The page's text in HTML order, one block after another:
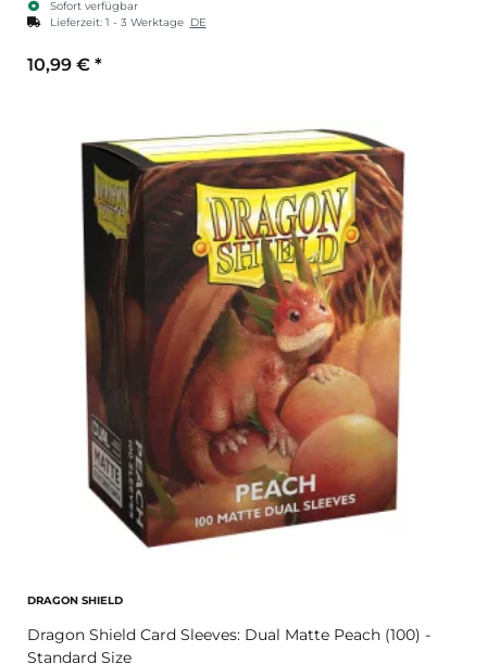
Sofort verfügbar
Lieferzeit: 1 - 3 Werktage DE
10,99 € *
DRAGON SHIELD
Dragon Shield Card Sleeves: Dual Matte Peach (100) -
Standard Size